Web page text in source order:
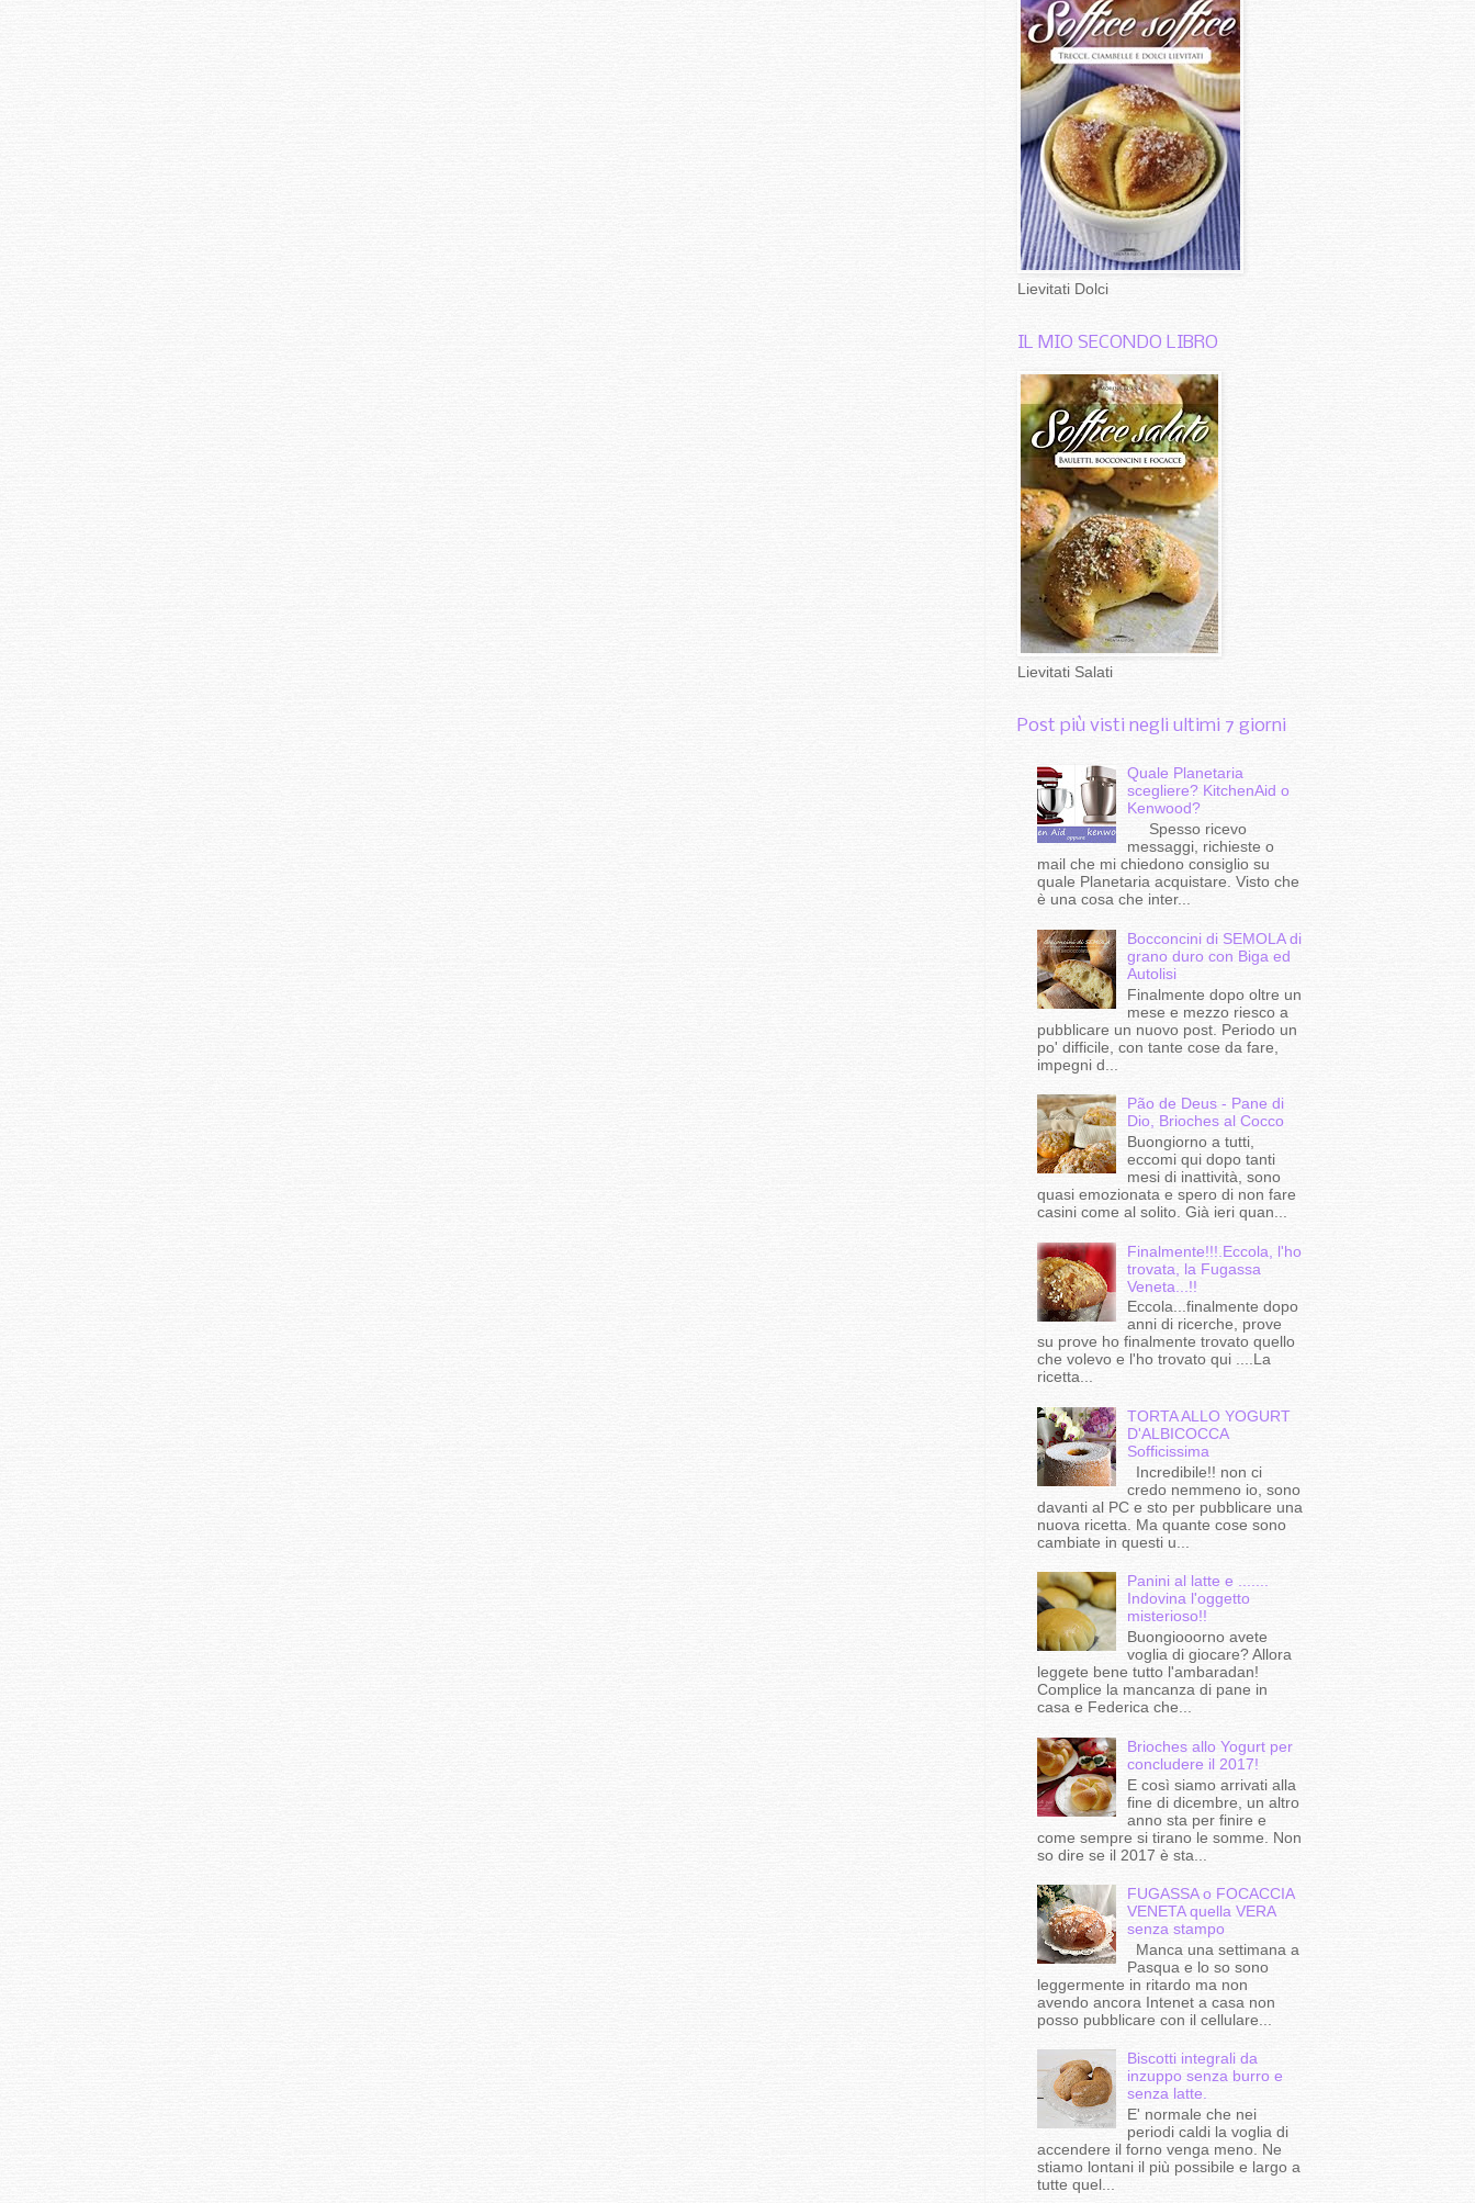
Lievitati Dolci
IL MIO SECONDO LIBRO
Lievitati Salati
Post più visti negli ultimi 7 giorni
Quale Planetaria
scegliere? KitchenAid o
Kenwood?
Spesso ricevo
messaggi, richieste o
mail che mi chiedono consiglio su
quale Planetaria acquistare. Visto che
è una cosa che inter...
Bocconcini di SEMOLA di
grano duro con Biga ed
Autolisi
Finalmente dopo oltre un
mese e mezzo riesco a
pubblicare un nuovo post. Periodo un
po' difficile, con tante cose da fare,
impegni d...
Pão de Deus - Pane di
Dio, Brioches al Cocco
Buongiorno a tutti,
eccomi qui dopo tanti
mesi di inattività, sono
quasi emozionata e spero di non fare
casini come al solito. Già ieri quan...
Finalmente!!!.Eccola, l'ho
trovata, la Fugassa
Veneta...!!
Eccola...finalmente dopo
anni di ricerche, prove
su prove ho finalmente trovato quello
che volevo e l'ho trovato qui ....La
ricetta...
TORTA ALLO YOGURT
D'ALBICOCCA
Sofficissima
Incredibile!! non ci
credo nemmeno io, sono
davanti al PC e sto per pubblicare una
nuova ricetta. Ma quante cose sono
cambiate in questi u...
Panini al latte e .......
Indovina l'oggetto
misterioso!!
Buongiooorno avete
voglia di giocare? Allora
leggete bene tutto l'ambaradan!
Complice la mancanza di pane in
casa e Federica che...
Brioches allo Yogurt per
concludere il 2017!
E così siamo arrivati alla
fine di dicembre, un altro
anno sta per finire e
come sempre si tirano le somme. Non
so dire se il 2017 è sta...
FUGASSA o FOCACCIA
VENETA quella VERA
senza stampo
Manca una settimana a
Pasqua e lo so sono
leggermente in ritardo ma non
avendo ancora Intenet a casa non
posso pubblicare con il cellulare...
Biscotti integrali da
inzuppo senza burro e
senza latte.
E' normale che nei
periodi caldi la voglia di
accendere il forno venga meno. Ne
stiamo lontani il più possibile e largo a
tutte quel...